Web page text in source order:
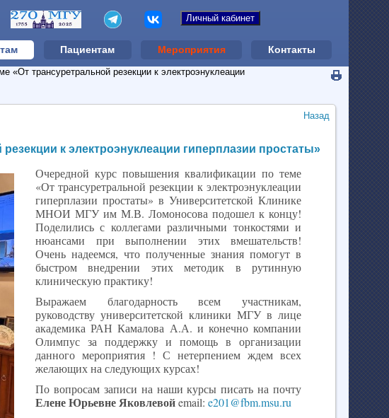
Пациентам Мероприятия Контакты
«От трансуретральной резекции к электроэнуклеации
Назад
к электроэнуклеации гиперплазии простаты»
Очередной курс повышения квалификации по теме
«От трансуретральной резекции к электроэнуклеации
гиперплазии простаты» в Университетской Клинике
МНОИ МГУ им М.В. Ломоносова подошел к концу!
Поделились с коллегами различными тонкостями и
нюансами при выполнении этих вмешательств!
Очень надеемся, что полученные знания помогут в
быстром внедрении этих методик в рутинную
клиническую практику!
Выражаем благодарность всем участникам,
руководству университетской клиники МГУ в лице
академика РАН Камалова А.А. и конечно компании
Олимпус за поддержку и помощь в организации
данного мероприятия ! С нетерпением ждем всех
желающих на следующих курсах!
По вопросам записи на наши курсы писать на почту
Елене Юрьевне Яковлевойemail: e201@fbm.msu.ru